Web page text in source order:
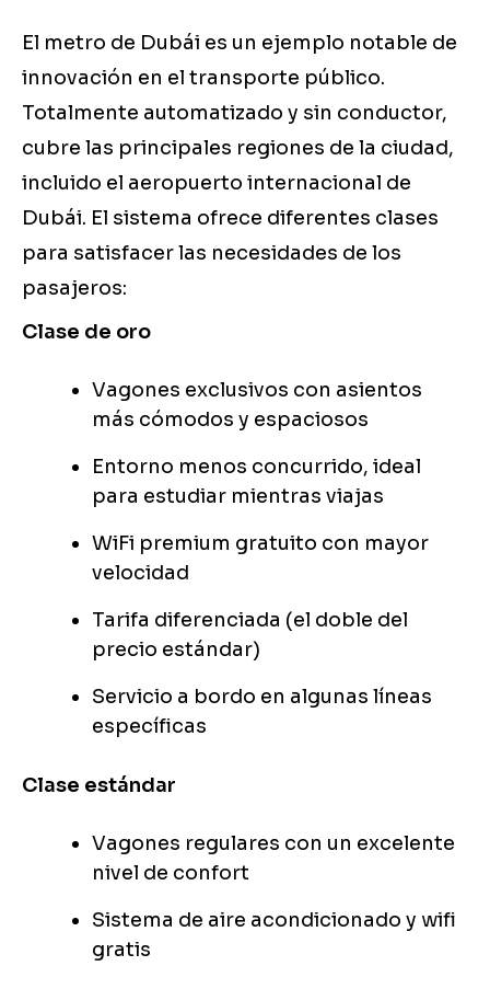
El metro de Dubái es un ejemplo notable de
innovación en el transporte público.
Totalmente automatizado y sin conductor,
cubre las principales regiones de la ciudad,
incluido el aeropuerto internacional de
Dubái. El sistema ofrece diferentes clases
para satisfacer las necesidades de los
pasajeros:
Clase de oro
Vagones exclusivos con asientos
más cómodos y espaciosos
Entorno menos concurrido, ideal
para estudiar mientras viajas
WiFi premium gratuito con mayor
velocidad
Tarifa diferenciada (el doble del
precio estándar)
Servicio a bordo en algunas líneas
específicas
Clase estándar
Vagones regulares con un excelente
nivel de confort
Sistema de aire acondicionado y wifi
gratis